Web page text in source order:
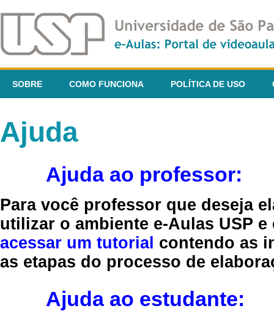
SOBRE COMO FUNCIONA POLÍTICA DE USO
Ajuda
Ajuda ao professor:
Para você professor que deseja
utilizar o ambiente e-Aulas USP
acessar um tutorial contendo as
as etapas do processo de
Ajuda ao estudante: